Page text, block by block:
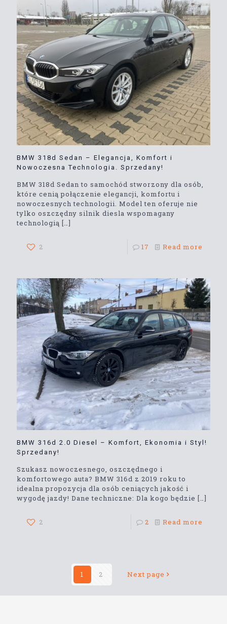
BMW 318d Sedan – Elegancja, Komfort i
Nowoczesna Technologia. Sprzedany!
BMW 318d Sedan to samochód stworzony dla osób,
które cenią połączenie elegancji, komfortu i
nowoczesnych technologii. Model ten oferuje nie
tylko oszczędny silnik diesla wspomagany
technologią […]
2 17 Read more
BMW 316d 2.0 Diesel – Komfort, Ekonomia i Styl!
Sprzedany!
Szukasz nowoczesnego, oszczędnego i
komfortowego auta? BMW 316d z 2019 roku to
idealna propozycja dla osób ceniących jakość i
wygodę jazdy! Dane techniczne: Dla kogo będzie […]
2 2 Read more
1 2 Next page